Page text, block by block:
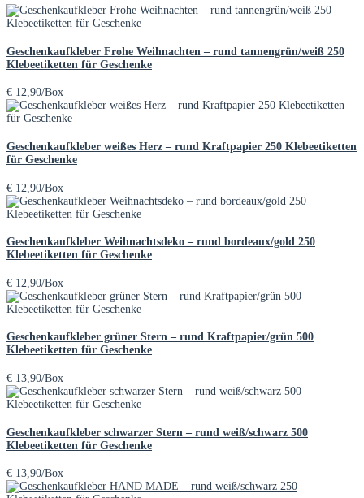
Geschenkaufkleber Frohe Weihnachten – rund tannengrün/weiß 250
Klebeetiketten für Geschenke
€ 12,90/Box
Geschenkaufkleber weißes Herz – rund Kraftpapier 250 Klebeetiketten
für Geschenke
€ 12,90/Box
Geschenkaufkleber Weihnachtsdeko – rund bordeaux/gold 250
Klebeetiketten für Geschenke
€ 12,90/Box
Geschenkaufkleber grüner Stern – rund Kraftpapier/grün 500
Klebeetiketten für Geschenke
€ 13,90/Box
Geschenkaufkleber schwarzer Stern – rund weiß/schwarz 500
Klebeetiketten für Geschenke
€ 13,90/Box